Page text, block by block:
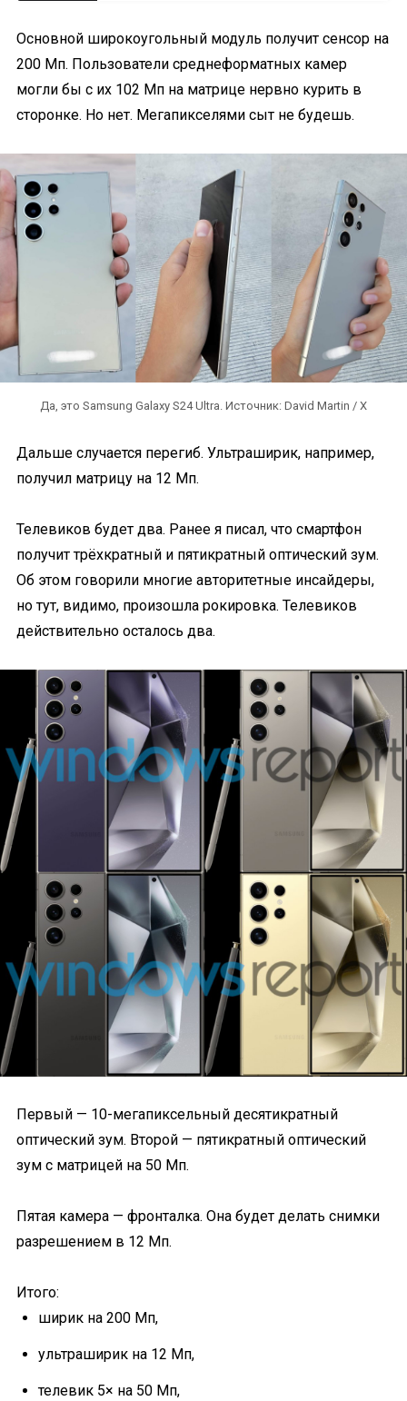
Основной широкоугольный модуль получит сенсор на
200 Мп. Пользователи среднеформатных камер
могли бы с их 102 Мп на матрице нервно курить в
сторонке. Но нет. Мегапикселями сыт не будешь.
Да, это Samsung Galaxy S24 Ultra. Источник: David Martin / X
Дальше случается перегиб. Ультраширик, например,
получил матрицу на 12 Мп.
Телевиков будет два. Ранее я писал, что смартфон
получит трёхкратный и пятикратный оптический зум.
Об этом говорили многие авторитетные инсайдеры,
но тут, видимо, произошла рокировка. Телевиков
действительно осталось два.
Первый — 10-мегапиксельный десятикратный
оптический зум. Второй — пятикратный оптический
зум с матрицей на 50 Мп.
Пятая камера — фронталка. Она будет делать снимки
разрешением в 12 Мп.
Итого:
ширик на 200 Мп,
ультраширик на 12 Мп,
телевик 5× на 50 Мп,